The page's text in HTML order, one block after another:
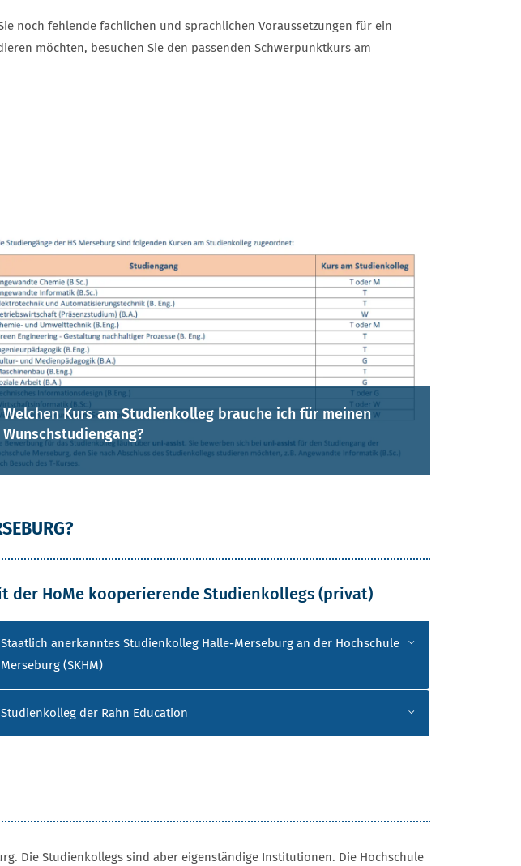
noch fehlende fachlichen und sprachlichen Voraussetzungen für ein
möchten, besuchen Sie den passenden Schwerpunktkurs am
Welchen Kurs am Studienkolleg brauche ich für meinen
Wunschstudiengang?
der HoMe kooperierende Studienkollegs (privat)
STUDIENKOLLEGS (PRIVAT)
Staatlich anerkanntes Studienkolleg Halle-Merseburg an der Hochschule
Merseburg (SKHM)
Studienkolleg der Rahn Education
Die Studienkollegs sind aber eigenständige Institutionen. Die Hochschule